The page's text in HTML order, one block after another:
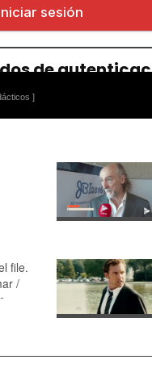
Hacer
2:48 · 2024
2:53 · 2014